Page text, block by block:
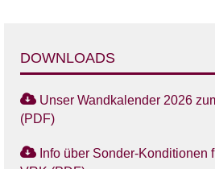
DOWNLOADS
Unser Wandkalender 2026
(PDF)
Info über Sonder-Konditionen